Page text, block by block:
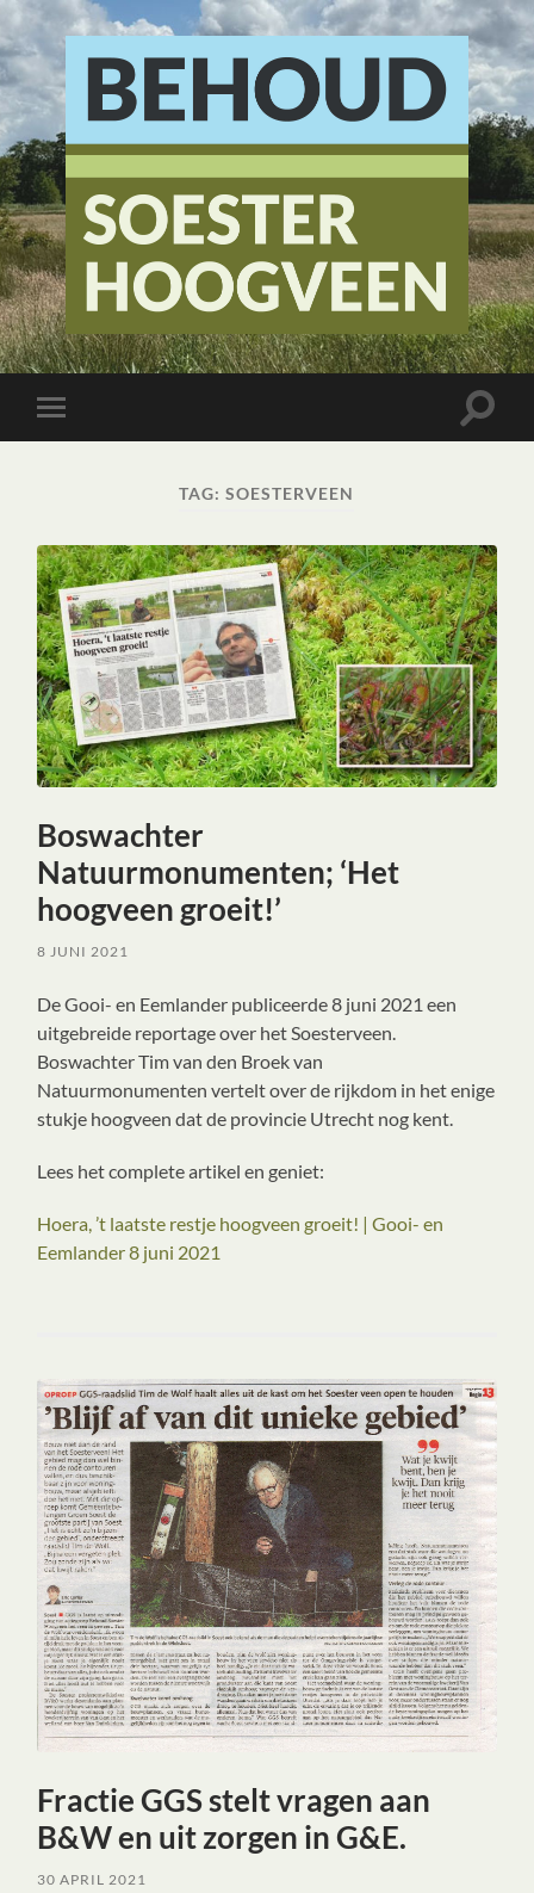
Stichting
Behoud
Soester
Toggle
mobiel
Toggle
TAG:SOESTERVEEN
Boswachter
Natuurmonumenten; ‘Het
hoogveen groeit!’
8 JUNI 2021
De Gooi- en Eemlander publiceerde 8 juni 2021 een
uitgebreide reportage over het Soesterveen.
Boswachter Tim van den Broek van
Natuurmonumenten vertelt over de rijkdom in het enige
stukje hoogveen dat de provincie Utrecht nog kent.
Lees het complete artikel en geniet:
Hoera, ’t laatste restje hoogveen groeit! | Gooi- en
Eemlander 8 juni 2021
Fractie GGS stelt vragen aan
B&W en uit zorgen in G&E.
30 APRIL 2021